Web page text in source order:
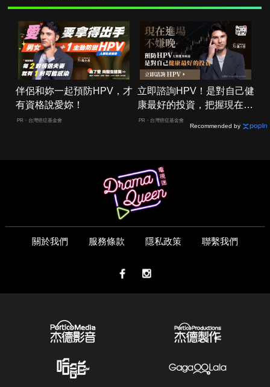
伴侶和妳一起預防HPV，才
有資格說愛妳！
PR・台灣癌症基金會
立即諮詢HPV！是對自己健
康最好的投資，把握現在不
嫌晚！
PR・台灣癌症基金會
Recommended by
關於我們 服務條款 隱私政策 聯繫我們